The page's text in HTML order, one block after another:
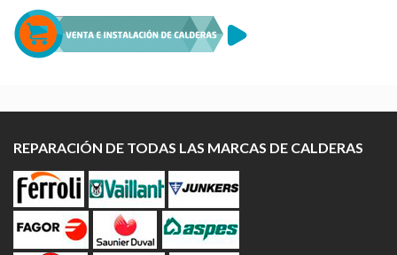
REPARACIÓN DE TODAS LAS MARCAS DE CALDERAS